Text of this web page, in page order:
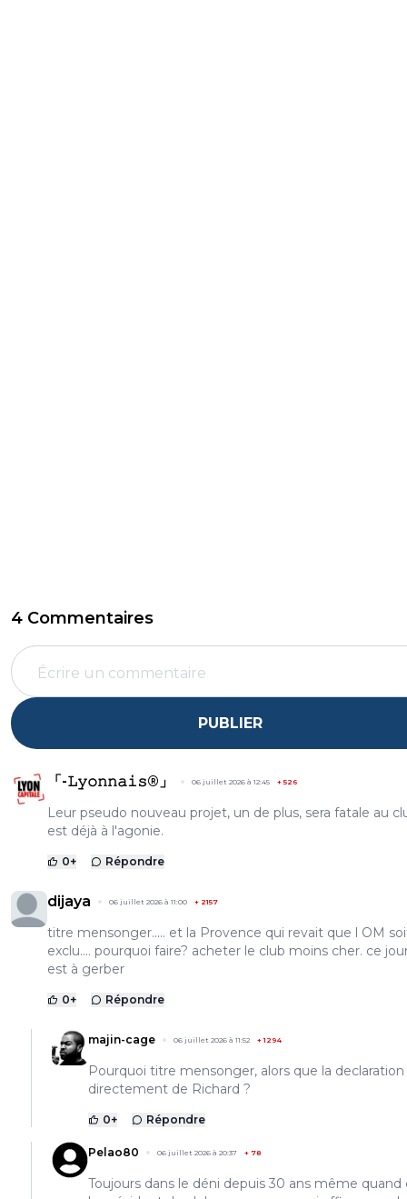
4 Commentaires
PUBLIER
「-𝙻𝚢𝚘𝚗𝚗𝚊𝚒𝚜®」 06 juillet 2026 à 12:45 +526
Leur pseudo nouveau projet, un de plus, sera fatale au
est déjà à l'agonie.
0+ Répondre
dijaya 06 juillet 2026 à 11:00 + 2157
titre mensonger..... et la Provence qui revait que l OM
exclu.... pourquoi faire? acheter le club moins cher. ce
est à gerber
0+ Répondre
majin-cage 06 juillet 2026 à 11:52 +1294
Pourquoi titre mensonger, alors que la
directement de Richard ?
0+ Répondre
Pelao80 06 juillet 2026 à 20:37 + 78
Toujours dans le déni depuis 30 ans même quand